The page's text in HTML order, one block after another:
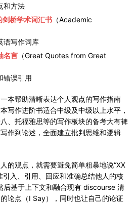
和方法
剑桥学术词汇书 （Academic
语写作词库
名言 （Great Quotes from Great
错误引用
本帮助清晰表达个人观点的写作指南
写作进阶书适合中级及中级以上水平，
、托福雅思等的写作板块的备考大有裨
作到论述，全面建立批判思维和逻辑
的观点，就需要避免简单粗暴地说“XX
引入、引用、回应和准确总结他人的核
后基于上下文和融合现有 discourse 清
论点（I Say），同时也让自己的论证